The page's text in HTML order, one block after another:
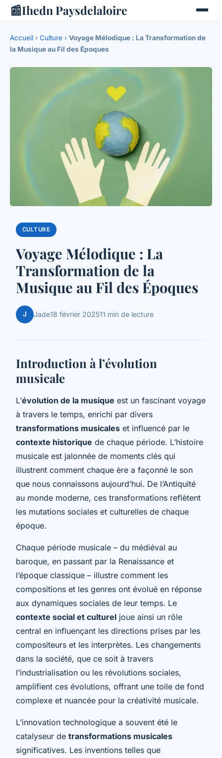
📰Ihedn Paysdelaloire
Accueil › Culture › Voyage Mélodique : La Transformation de
la Musique au Fil des Époques
CULTURE
Voyage Mélodique : La
Transformation de la
Musique au Fil des Époques
J Jade18 février 202511 min de lecture
Introduction à l’évolution
musicale
L’évolution de la musique est un fascinant voyage
à travers le temps, enrichi par divers
transformations musicales et influencé par le
contexte historique de chaque période. L’histoire
musicale est jalonnée de moments clés qui
illustrent comment chaque ère a façonné le son
que nous connaissons aujourd’hui. De l’Antiquité
au monde moderne, ces transformations reflètent
les mutations sociales et culturelles de chaque
époque.
Chaque période musicale – du médiéval au
baroque, en passant par la Renaissance et
l’époque classique – illustre comment les
compositions et les genres ont évolué en réponse
aux dynamiques sociales de leur temps. Le
contexte social et culturel joue ainsi un rôle
central en influençant les directions prises par les
compositeurs et les interprètes. Les changements
dans la société, que ce soit à travers
l’industrialisation ou les révolutions sociales,
amplifient ces évolutions, offrant une toile de fond
complexe et nuancée pour la créativité musicale.
L’innovation technologique a souvent été le
catalyseur de transformations musicales
significatives. Les inventions telles que